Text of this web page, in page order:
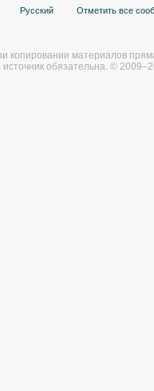
Русский Отметить все
копировании материалов
источник обязательна. ©